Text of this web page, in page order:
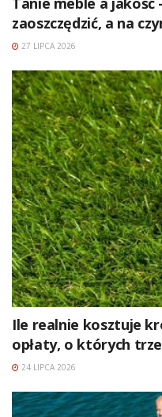
zaoszczędzić, a na
27 LIPCA 2026
Ile realnie kosztuje
opłaty, o których
24 LIPCA 2026